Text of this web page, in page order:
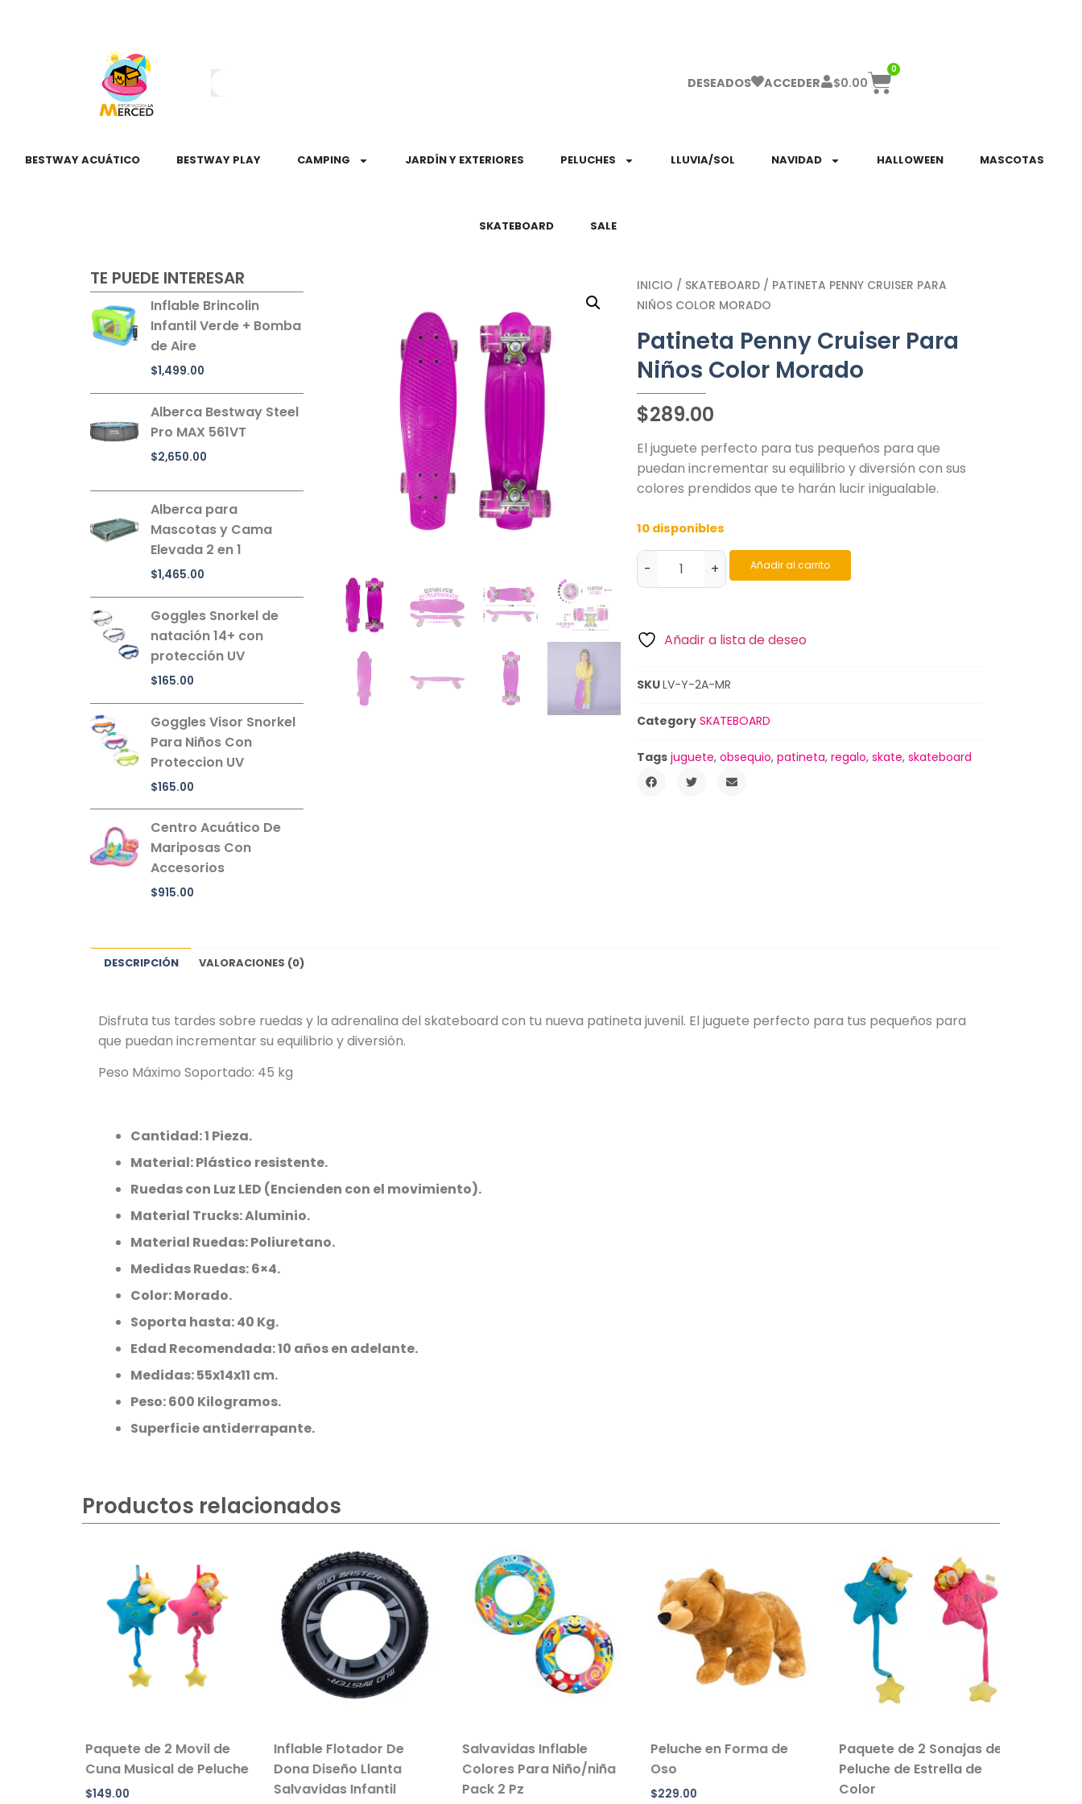
DESEADOS ACCEDER $0.00
0
BESTWAY ACUÁTICO BESTWAY PLAY CAMPING JARDÍN Y EXTERIORES PELUCHES LLUVIA/SOL NAVIDAD HALLOWEEN MASCOTAS
SKATEBOARD SALE
TE PUEDE INTERESAR
Inflable Brincolin
Infantil Verde + Bomba
de Aire
$1,499.00
Alberca Bestway Steel
Pro MAX 561VT
$2,650.00
Alberca para
Mascotas y Cama
Elevada 2 en 1
$1,465.00
Goggles Snorkel de
natación 14+ con
protección UV
$165.00
Goggles Visor Snorkel
Para Niños Con
Proteccion UV
$165.00
Centro Acuático De
Mariposas Con
Accesorios
$915.00
INICIO / SKATEBOARD / PATINETA PENNY CRUISER PARA
NIÑOS COLOR MORADO
Patineta Penny Cruiser Para
Niños Color Morado
$289.00
El juguete perfecto para tus pequeños para que
puedan incrementar su equilibrio y diversión con sus
colores prendidos que te harán lucir inigualable.
10 disponibles
- + Añadir al carrito
Añadir a lista de deseo
SKULV-Y-2A-MR
Category SKATEBOARD
Tags juguete,obsequio,patineta,regalo,skate,skateboard
DESCRIPCIÓN VALORACIONES (0)
Disfruta tus tardes sobre ruedas y la adrenalina del skateboard con tu nueva patineta juvenil. El juguete perfecto para tus pequeños para
que puedan incrementar su equilibrio y diversión.
Peso Máximo Soportado: 45 kg
Cantidad: 1 Pieza.
Material: Plástico resistente.
Ruedas con Luz LED (Encienden con el movimiento).
Material Trucks: Aluminio.
Material Ruedas: Poliuretano.
Medidas Ruedas: 6×4.
Color: Morado.
Soporta hasta: 40 Kg.
Edad Recomendada: 10 años en adelante.
Medidas: 55x14x11 cm.
Peso: 600 Kilogramos.
Superficie antiderrapante.
Productos relacionados
Paquete de 2 Movil de
Cuna Musical de Peluche
$149.00
Inflable Flotador De
Dona Diseño Llanta
Salvavidas Infantil
Salvavidas Inflable
Colores Para Niño/niña
Pack 2 Pz
Peluche en Forma de
Oso
$229.00
Paquete de 2 Sonajas de
Peluche de Estrella de
Color